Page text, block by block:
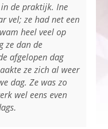
de praktijk. Ine
vel; ze had net een
heel veel op
ze dan de
afgelopen dag
ze zich al weer
dag. Ze was zo
wel eens even